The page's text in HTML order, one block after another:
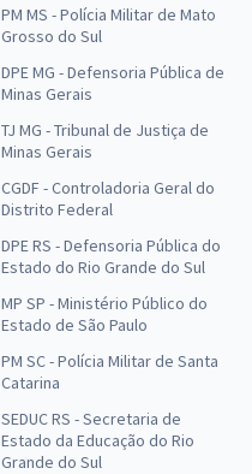
PM MS - Polícia Militar de Mato
Grosso do Sul
DPE MG - Defensoria Pública de
Minas Gerais
TJ MG - Tribunal de Justiça de
Minas Gerais
CGDF - Controladoria Geral do
Distrito Federal
DPE RS - Defensoria Pública do
Estado do Rio Grande do Sul
MP SP - Ministério Público do
Estado de São Paulo
PM SC - Polícia Militar de Santa
Catarina
SEDUC RS - Secretaria de
Estado da Educação do Rio
Grande do Sul